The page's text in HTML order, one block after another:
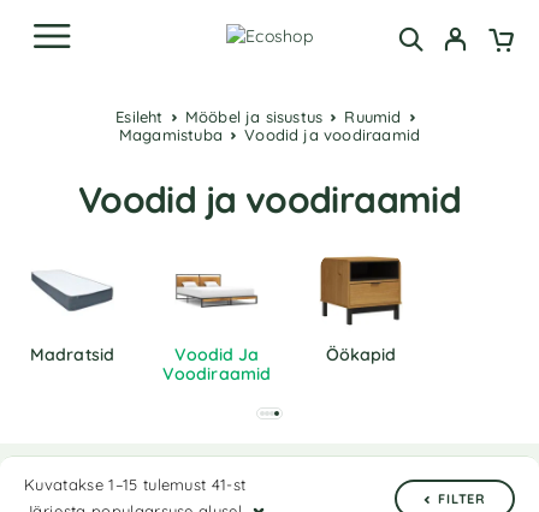
Esileht Mööbel ja sisustus
Ruumid
Magamistuba
Voodid ja voodiraamid
Voodid ja voodiraamid
Madratsid
Voodid Ja
Voodiraamid
Öökapid
Kuvatakse 1–15 tulemust 41-st
FILTER